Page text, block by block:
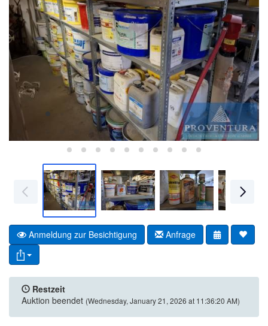
Anmeldung zur Besichtigung Anfrage
Restzeit
Auktion beendet (Wednesday, January 21, 2026 at 11:36:20 AM)